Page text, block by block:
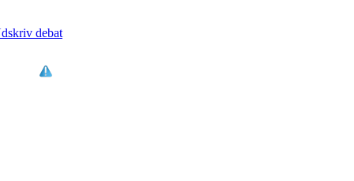
debat